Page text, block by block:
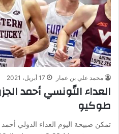
محمد علي بن عمار 17 أبريل، 2021
العداء التّونسي أحمد
طوكيو